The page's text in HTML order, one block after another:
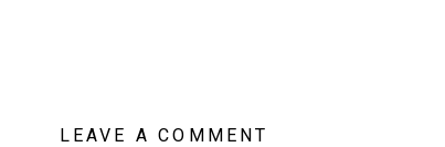
LEAVE A COMMENT